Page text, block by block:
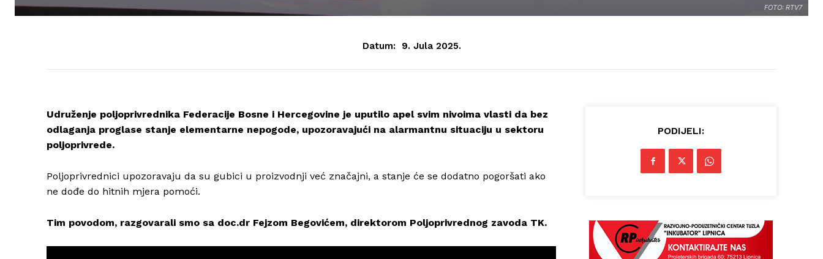
FOTO: RTV7
Datum: 9. Jula 2025.
Udruženje poljoprivrednika Federacije Bosne i Hercegovine je uputilo apel svim nivoima vlasti da bez
odlaganja proglase stanje elementarne nepogode, upozoravajući na alarmantnu situaciju u sektoru
poljoprivrede.
Poljoprivrednici upozoravaju da su gubici u proizvodnji već značajni, a stanje će se dodatno pogoršati ako
ne dođe do hitnih mjera pomoći.
Tim povodom, razgovarali smo sa doc.dr Fejzom Begovićem, direktorom Poljoprivrednog zavoda TK.
PODIJELI: